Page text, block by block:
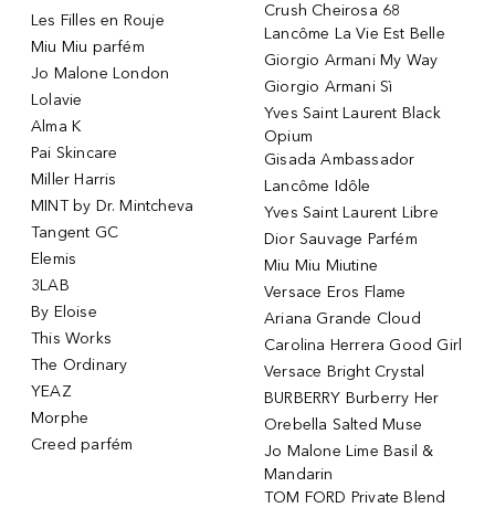
Les Filles en Rouje
Miu Miu parfém
Jo Malone London
Lolavie
Alma K
Pai Skincare
Miller Harris
MINT by Dr. Mintcheva
Tangent GC
Elemis
3LAB
By Eloise
This Works
The Ordinary
YEAZ
Morphe
Creed parfém
Crush Cheirosa 68
Lancôme La Vie Est Belle
Giorgio Armani My Way
Giorgio Armani Sì
Yves Saint Laurent Black
Opium
Gisada Ambassador
Lancôme Idôle
Yves Saint Laurent Libre
Dior Sauvage Parfém
Miu Miu Miutine
Versace Eros Flame
Ariana Grande Cloud
Carolina Herrera Good Girl
Versace Bright Crystal
BURBERRY Burberry Her
Orebella Salted Muse
Jo Malone Lime Basil &
Mandarin
TOM FORD Private Blend